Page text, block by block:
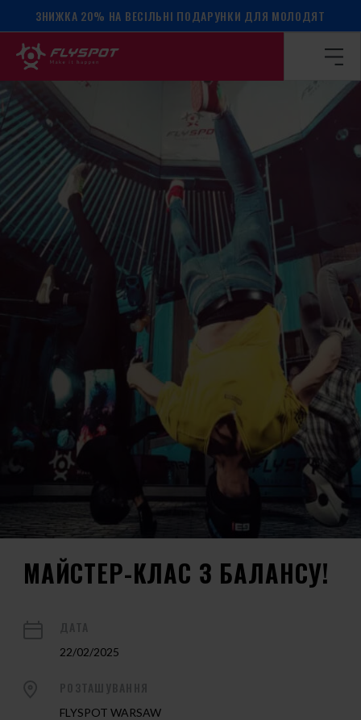
ЗНИЖКА 20% НА ВЕСІЛЬНІ ПОДАРУНКИ ДЛЯ МОЛОДЯТ
Головна сторінка / Календар подій / МАЙСТЕР-КЛАС З
МАЙСТЕР-КЛАС З БАЛАНСУ!
22/02/2025
FLYSPOT WARSAW